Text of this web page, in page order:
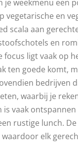
weekmenu een
en
scala aan
en
ligt vaak op
ten goede komt,
bedrijven
waarbij je
vaak
rustige lunch.
elk